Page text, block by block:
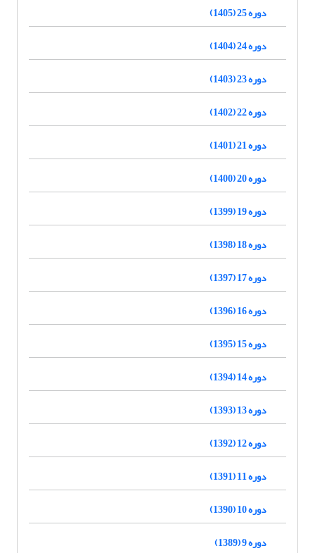
دوره 25 (1405)
دوره 24 (1404)
دوره 23 (1403)
دوره 22 (1402)
دوره 21 (1401)
دوره 20 (1400)
دوره 19 (1399)
دوره 18 (1398)
دوره 17 (1397)
دوره 16 (1396)
دوره 15 (1395)
دوره 14 (1394)
دوره 13 (1393)
دوره 12 (1392)
دوره 11 (1391)
دوره 10 (1390)
دوره 9 (1389)